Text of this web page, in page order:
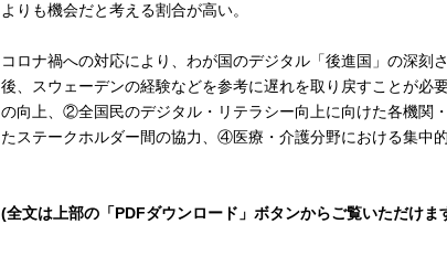
よりも機会だと考える割合が高い。
コロナ禍への対応により、わが国のデジタル「後進国」の深刻
後、スウェーデンの経験などを参考に遅れを取り戻すことが
の向上、②全国民のデジタル・リテラシー向上に向けた各機関
たステークホルダー間の協力、④医療・介護分野における集中
(全文は上部の「PDFダウンロード」ボタンからご覧いただけま